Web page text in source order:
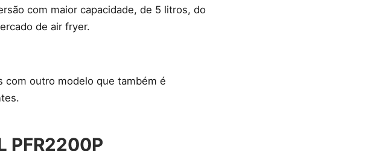
com maior capacidade, de 5 litros, do
de air fryer.
com outro modelo que também é
PFR2200P